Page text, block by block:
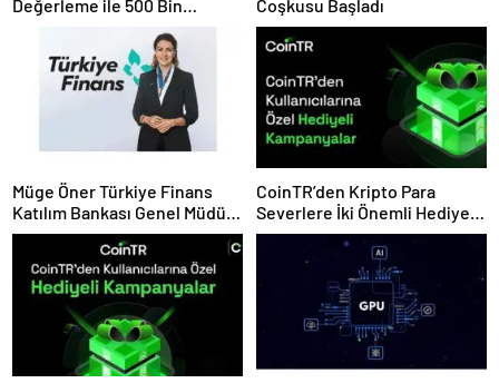
Değerleme ile 500 Bin
Dolarlık Yatırım Aldı
Coşkusu Başladı
Müge Öner Türkiye Finans
Katılım Bankası Genel Müdür
Vekili Oldu
CoinTR’den Kripto Para
Severlere İki Önemli Hediye
Kampanyası